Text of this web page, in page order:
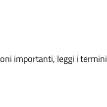
importanti, leggi i termini